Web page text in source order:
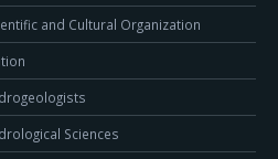
and Cultural Organization
Sciences